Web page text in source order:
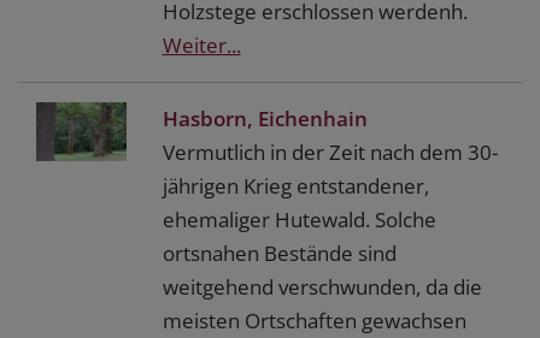
Holzstege erschlossen werdenh.
Weiter...
Hasborn, Eichenhain
Vermutlich in der Zeit nach dem 30-
jährigen Krieg entstandener,
ehemaliger Hutewald. Solche
ortsnahen Bestände sind
weitgehend verschwunden, da die
meisten Ortschaften gewachsen